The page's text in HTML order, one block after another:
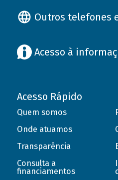
Outros telefones
Acesso à
Acesso Rápido
Quem somos
Onde atuamos
Transparência
Consulta a
financiamentos